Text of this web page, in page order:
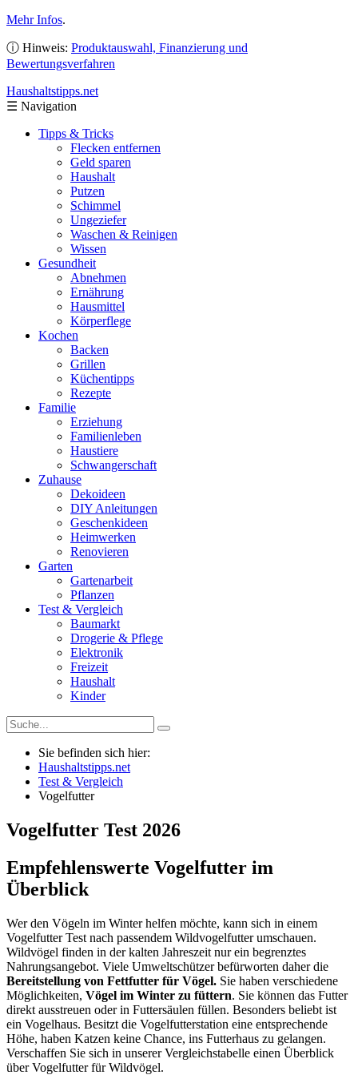
Mehr Infos.
ⓘ Hinweis: Produktauswahl, Finanzierung und
Bewertungsverfahren
Haushaltstipps.net
☰ Navigation
Tipps & Tricks
Flecken entfernen
Geld sparen
Haushalt
Putzen
Schimmel
Ungeziefer
Waschen & Reinigen
Wissen
Gesundheit
Abnehmen
Ernährung
Hausmittel
Körperflege
Kochen
Backen
Grillen
Küchentipps
Rezepte
Familie
Erziehung
Familienleben
Haustiere
Schwangerschaft
Zuhause
Dekoideen
DIY Anleitungen
Geschenkideen
Heimwerken
Renovieren
Garten
Gartenarbeit
Pflanzen
Test & Vergleich
Baumarkt
Drogerie & Pflege
Elektronik
Freizeit
Haushalt
Kinder
Sie befinden sich hier:
Haushaltstipps.net
Test & Vergleich
Vogelfutter
Vogelfutter Test 2026
Empfehlenswerte Vogelfutter im
Überblick
Wer den Vögeln im Winter helfen möchte, kann sich in einem
Vogelfutter Test nach passendem Wildvogelfutter umschauen.
Wildvögel finden in der kalten Jahreszeit nur ein begrenztes
Nahrungsangebot. Viele Umweltschützer befürworten daher die
Bereitstellung von Fettfutter für Vögel. Sie haben verschiedene
Möglichkeiten, Vögel im Winter zu füttern. Sie können das Futter
direkt ausstreuen oder in Futtersäulen füllen. Besonders beliebt ist
ein Vogelhaus. Besitzt die Vogelfutterstation eine entsprechende
Höhe, haben Katzen keine Chance, ins Futterhaus zu gelangen.
Verschaffen Sie sich in unserer Vergleichstabelle einen Überblick
über Vogelfutter für Wildvögel.